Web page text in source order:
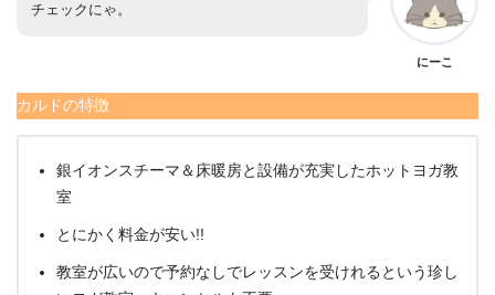
チェックにゃ。
にーこ
カルドの特徴
銀イオンスチーマ＆床暖房と設備が充実したホットヨガ教
室
とにかく料金が安い!!
教室が広いので予約なしでレッスンを受けれるという珍し